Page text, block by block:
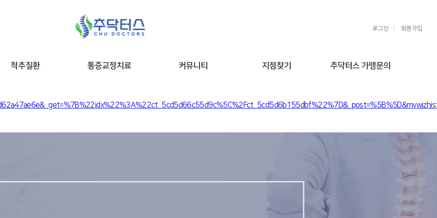
로그인 회원가입
척추질환 통증교정치료 커뮤니티 지점찾기 추닥터스 가맹문의